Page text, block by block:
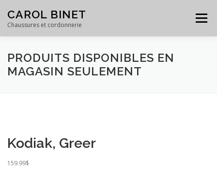
content
CAROL BINET
Chaussures et cordonnerie
Menu
ACCUEIL PRODUITS SERVICES GALERIE
PRODUITS DISPONIBLES EN
MAGASIN SEULEMENT
Kodiak, Greer
159.99$